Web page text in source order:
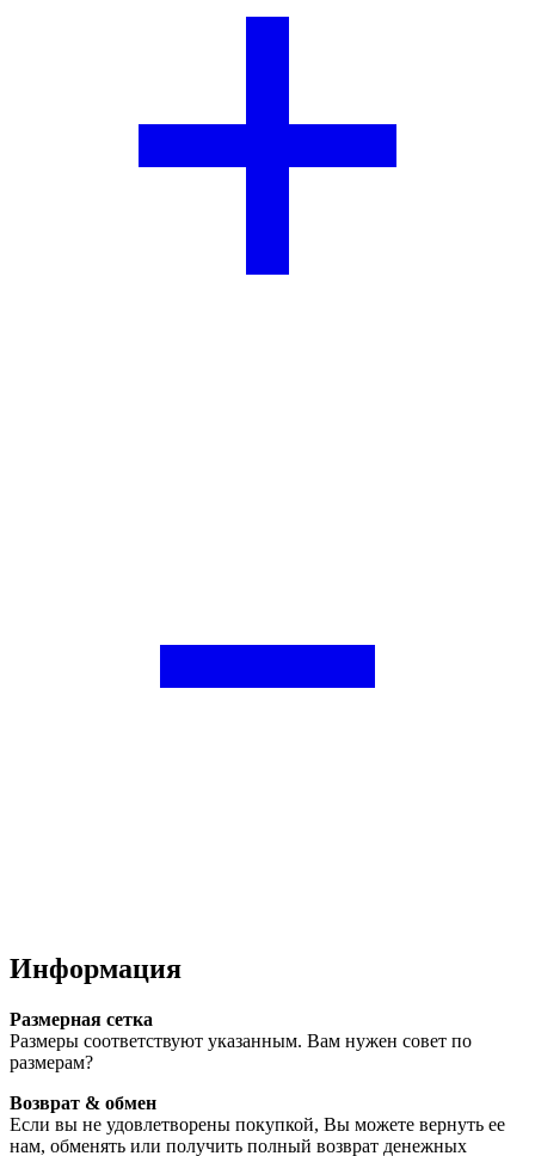
Информация
Размерная сетка
Размеры соответствуют указанным. Вам нужен совет по
размерам?
Возврат & обмен
Если вы не удовлетворены покупкой, Вы можете вернуть ее
нам, обменять или получить полный возврат денежных